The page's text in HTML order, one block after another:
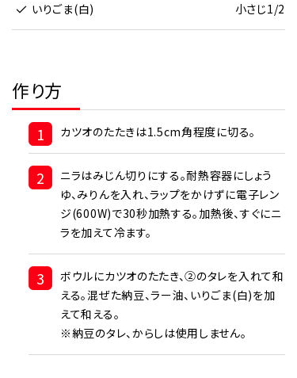
いりごま(白) 小さじ1/2
作り方
1 カツオのたたきは1.5cm角程度に切る。
2
ニラはみじん切りにする。耐熱容器にしょう
ゆ、みりんを入れ、ラップをかけずに電子レン
ジ(600W)で30秒加熱する。加熱後、すぐにニ
ラを加えて冷ます。
3
ボウルにカツオのたたき、②のタレを入れて和
える。混ぜた納豆、ラー油、いりごま(白)を加
えて和える。
※納豆のタレ、からしは使用しません。